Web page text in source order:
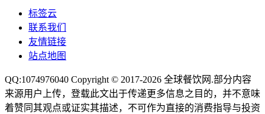
标签云
联系我们
友情链接
站点地图
QQ:1074976040 Copyright © 2017-2026 全球餐饮网 .部分内容
来源用户上传，登载此文出于传递更多信息之目的，并不意味
着赞同其观点或证实其描述，不可作为直接的消费指导与投资